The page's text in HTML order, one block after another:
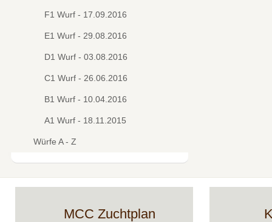
F1 Wurf - 17.09.2016
E1 Wurf - 29.08.2016
D1 Wurf - 03.08.2016
C1 Wurf - 26.06.2016
B1 Wurf - 10.04.2016
A1 Wurf - 18.11.2015
Würfe A - Z
MCC Zuchtplan